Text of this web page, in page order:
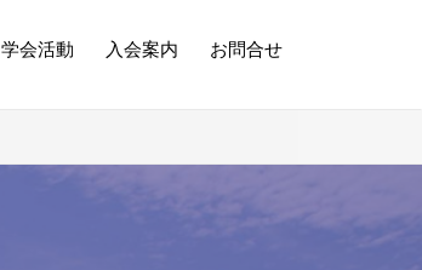
学会活動 入会案内 お問合せ